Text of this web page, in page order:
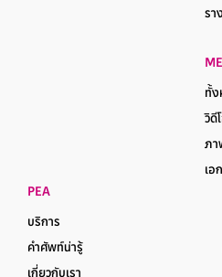
รา
ทั้ง
วิดี
ภา
เอ
PEA
บริการ
คำศัพท์น่ารู้
เกี่ยวกับเรา